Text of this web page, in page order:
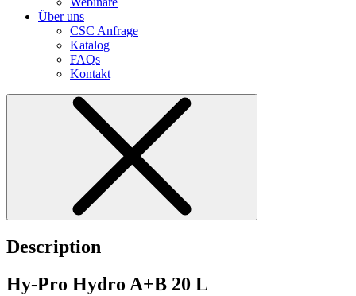
Über uns
CSC Anfrage
Katalog
FAQs
Kontakt
Description
Hy-Pro Hydro A+B 20 L